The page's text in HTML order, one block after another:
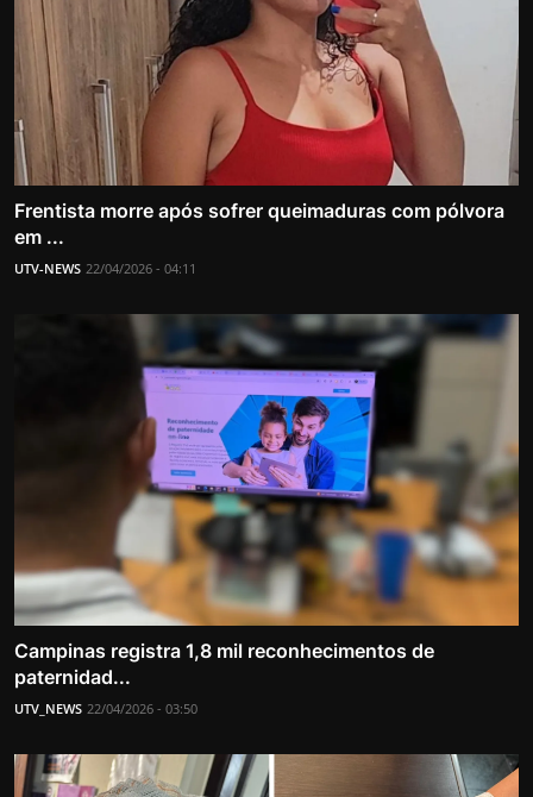
Frentista morre após sofrer queimaduras com pólvora
em ...
UTV-NEWS 22/04/2026 - 04:11
Campinas registra 1,8 mil reconhecimentos de
paternidad...
UTV_NEWS 22/04/2026 - 03:50